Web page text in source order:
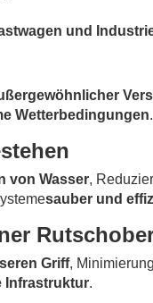
und
Wetterbedingungen.
von Wasser,
sauber und
Griff,
Infrastruktur.